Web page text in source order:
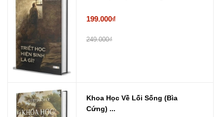
199.000₫
249.000₫
Khoa Học Về Lối Sống (Bìa
Cứng) ...